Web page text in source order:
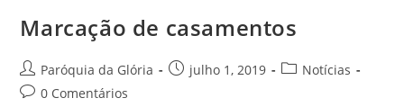
Marcação de casamentos
Paróquia da Glória julho 1, 2019
Notícias
0 Comentários